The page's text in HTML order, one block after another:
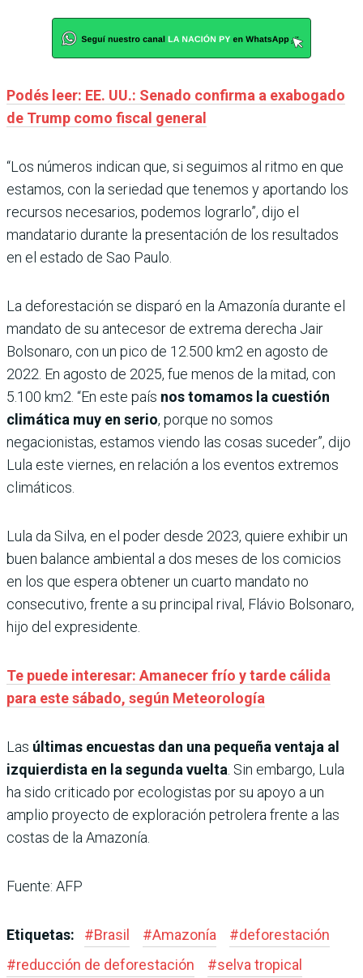
Podés leer: EE. UU.: Senado confirma a exabogado
de Trump como fiscal general
“Los números indican que, si seguimos al ritmo en que
estamos, con la seriedad que tenemos y aportando los
recursos necesarios, podemos lograrlo”, dijo el
mandatario durante la presentación de los resultados
en el estado de Sao Paulo.
La deforestación se disparó en la Amazonía durante el
mandato de su antecesor de extrema derecha Jair
Bolsonaro, con un pico de 12.500 km2 en agosto de
2022. En agosto de 2025, fue menos de la mitad, con
5.100 km2. “En este país nos tomamos la cuestión
climática muy en serio, porque no somos
negacionistas, estamos viendo las cosas suceder”, dijo
Lula este viernes, en relación a los eventos extremos
climáticos.
Lula da Silva, en el poder desde 2023, quiere exhibir un
buen balance ambiental a dos meses de los comicios
en los que espera obtener un cuarto mandato no
consecutivo, frente a su principal rival, Flávio Bolsonaro,
hijo del expresidente.
Te puede interesar: Amanecer frío y tarde cálida
para este sábado, según Meteorología
Las últimas encuestas dan una pequeña ventaja al
izquierdista en la segunda vuelta . Sin embargo, Lula
ha sido criticado por ecologistas por su apoyo a un
amplio proyecto de exploración petrolera frente a las
costas de la Amazonía.
Fuente: AFP
Etiquetas: #Brasil #Amazonía #deforestación
#reducción de deforestación #selva tropical